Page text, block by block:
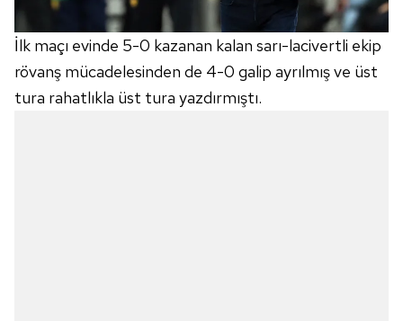
İlk maçı evinde 5-0 kazanan kalan sarı-lacivertli ekip
rövanş mücadelesinden de 4-0 galip ayrılmış ve üst
tura rahatlıkla üst tura yazdırmıştı.